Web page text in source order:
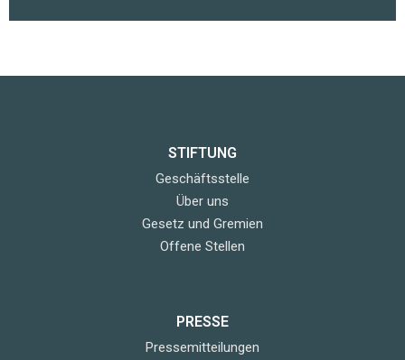
STIFTUNG
Geschäftsstelle
Über uns
Gesetz und Gremien
Offene Stellen
PRESSE
Pressemitteilungen